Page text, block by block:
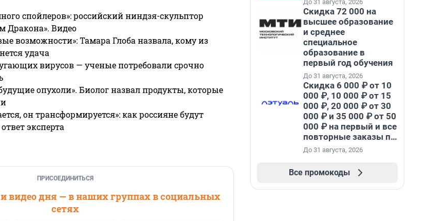
спойлеров»: российский ниндзя-скульптор
Дракона». Видео
возможности»: Тамара Глоба назвала, кому из
удача
вирусов — ученые потребовали срочно
опухоли». Биолог назвал продукты, которые
он трансформируется»: как россияне будут
эксперта
ПРИСОЕДИНИТЬСЯ
видео дня — в наших группах в социальных
сетях
До 31 августа, 2026
Скидка 72 000 на
высшее образование
и среднее
специальное
образование в
первый год обучения
До 31 августа, 2026
Скидка 6 000 ₽ от 10
000 ₽, 10 000 ₽ от 15
000 ₽, 20 000 ₽ от 30
000 ₽ и 35 000 ₽ от 50
000 ₽ на первый и все
повторные заказы по
промокоду НАБЕРИ
До 31 августа, 2026
Все промокоды